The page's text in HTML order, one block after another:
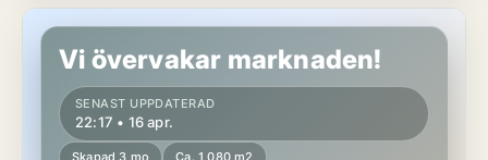
Butikslokal i Sofielund
Vi övervakar marknaden!
SENAST UPPDATERAD
22:17 • 16 apr.
Skapad 3 mo Ca. 1 080 m2